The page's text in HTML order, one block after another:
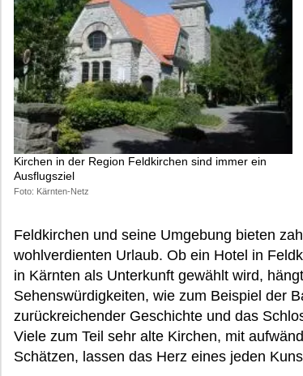
Kirchen in der Region Feldkirchen sind immer ein
Ausflugsziel
Foto: Kärnten-Netz
Feldkirchen und seine Umgebung bieten
wohlverdienten Urlaub. Ob ein Hotel in
in Kärnten als Unterkunft gewählt wird,
Sehenswürdigkeiten, wie zum Beispiel der
zurückreichender Geschichte und das
Viele zum Teil sehr alte Kirchen, mit
Schätzen, lassen das Herz eines jeden